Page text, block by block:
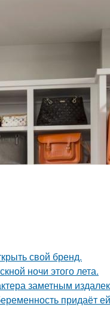
свой бренд.
ночи этого лета.
заметным
придаёт